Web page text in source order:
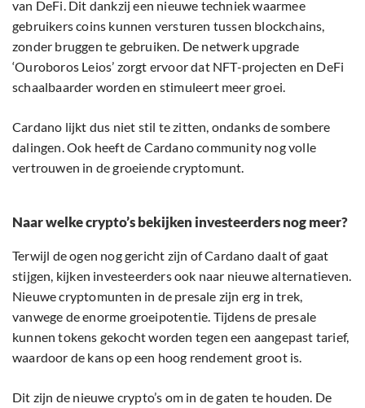
van DeFi. Dit dankzij een nieuwe techniek waarmee
gebruikers coins kunnen versturen tussen blockchains,
zonder bruggen te gebruiken. De netwerk upgrade
‘Ouroboros Leios’ zorgt ervoor dat NFT-projecten en DeFi
schaalbaarder worden en stimuleert meer groei.
Cardano lijkt dus niet stil te zitten, ondanks de sombere
dalingen. Ook heeft de Cardano community nog volle
vertrouwen in de groeiende cryptomunt.
Naar welke crypto’s bekijken investeerders nog meer?
Terwijl de ogen nog gericht zijn of Cardano daalt of gaat
stijgen, kijken investeerders ook naar nieuwe alternatieven.
Nieuwe cryptomunten in de presale zijn erg in trek,
vanwege de enorme groeipotentie. Tijdens de presale
kunnen tokens gekocht worden tegen een aangepast tarief,
waardoor de kans op een hoog rendement groot is.
Dit zijn de nieuwe crypto’s om in de gaten te houden. De